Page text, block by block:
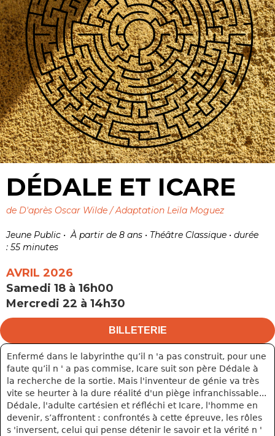
DÉDALE ET ICARE
de D'après Oscar Wilde / Adaptation Leïla Moguez
Jeune Public • À partir de 8 ans • Théâtre Classique • durée
: 55 minutes
AVRIL 2026
Samedi 18 à 16h00
Mercredi 22 à 14h30
BILLETERIE
Enfermé dans le labyrinthe qu’il n 'a pas construit, pour une
faute qu’il n ' a pas commise, Icare suit son père Dédale à
la recherche de la sortie. Mais l'inventeur de génie va très
vite se heurter à la dure réalité d'un piège infranchissable...
Dédale, l'adulte cartésien et réfléchi et Icare, l'homme en
devenir, s’affrontent : confrontés à cette épreuve, les rôles
s 'inversent, celui qui pense détenir le savoir et la vérité n '